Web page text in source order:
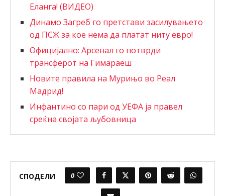
Еланга! (ВИДЕО)
Динамо Загреб го претстави засилувањето
од ПСЖ за кое нема да платат ниту евро!
Официјално: Арсенал го потврди
трансферот на Гимараеш
Новите правила на Мурињо во Реал
Мадрид!
Инфантино со пари од УЕФА ја правел
среќна својата љубовница
СПОДЕЛИ 0